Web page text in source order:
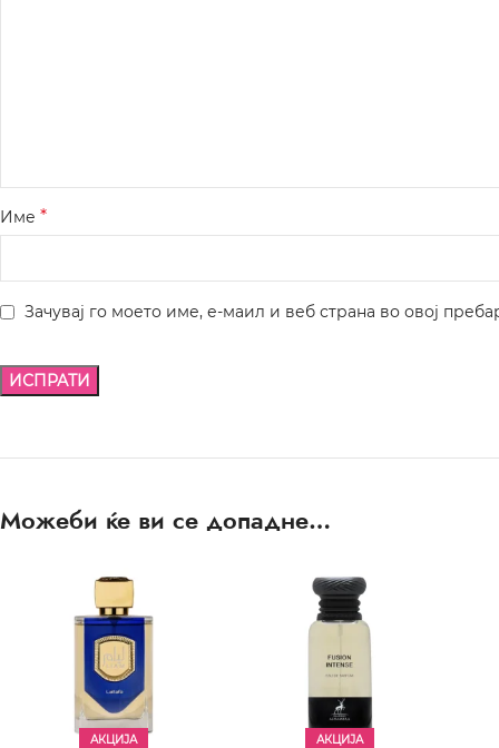
Име *
Зачувај го моето име, е-маил и веб страна во овој
Можеби ќе ви се допадне…
АКЦИЈА АКЦИЈА